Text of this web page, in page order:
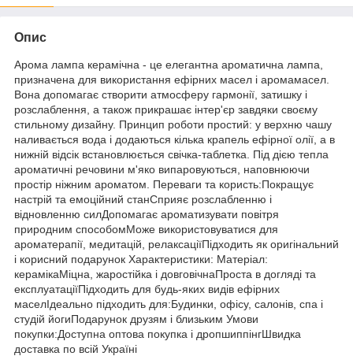
Опис
Арома лампа керамічна - це елегантна ароматична лампа,
призначена для використання ефірних масел і аромамасел.
Вона допомагає створити атмосферу гармонії, затишку і
розслаблення, а також прикрашає інтер'єр завдяки своєму
стильному дизайну. Принцип роботи простий: у верхню чашу
наливається вода і додаються кілька крапель ефірної олії, а в
нижній відсік встановлюється свічка-таблетка. Під дією тепла
ароматичні речовини м'яко випаровуються, наповнюючи
простір ніжним ароматом. Переваги та користь:Покращує
настрій та емоційний станСприяє розслабленню і
відновленню силДопомагає ароматизувати повітря
природним способомМоже використовуватися для
ароматерапії, медитацій, релаксаціїПідходить як оригінальний
і корисний подарунок Характеристики: Матеріал:
керамікаМіцна, жаростійка і довговічнаПроста в догляді та
експлуатаціїПідходить для будь-яких видів ефірних
маселІдеально підходить для:Будинки, офісу, салонів, спа і
студій йогиПодарунок друзям і близьким Умови
покупки:Доступна оптова покупка і дропшиппінгШвидка
доставка по всій Україні